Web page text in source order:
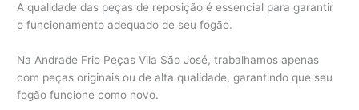
A qualidade das peças de reposição é essencial para garantir
o funcionamento adequado de seu fogão.
Na Andrade Frio Peças Vila São José, trabalhamos apenas
com peças originais ou de alta qualidade, garantindo que seu
fogão funcione como novo.